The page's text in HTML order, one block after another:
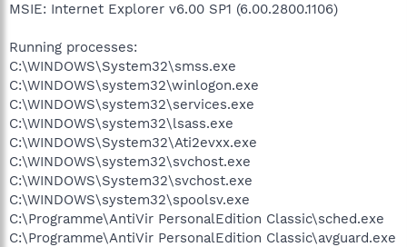
MSIE: Internet Explorer v6.00 SP1 (6.00.2800.1106)
Running processes:
C:\WINDOWS\System32\smss.exe
C:\WINDOWS\system32\winlogon.exe
C:\WINDOWS\system32\services.exe
C:\WINDOWS\system32\lsass.exe
C:\WINDOWS\System32\Ati2evxx.exe
C:\WINDOWS\system32\svchost.exe
C:\WINDOWS\System32\svchost.exe
C:\WINDOWS\system32\spoolsv.exe
C:\Programme\AntiVir PersonalEdition Classic\sched.exe
C:\Programme\AntiVir PersonalEdition Classic\avguard.exe